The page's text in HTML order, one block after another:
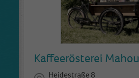
Kaffeerösterei Mahou
Heidestraße 8